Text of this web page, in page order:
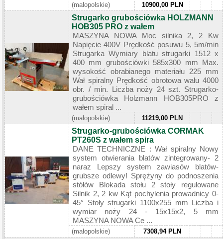
(małopolskie) 10900,00 PLN
Strugarko grubościówka HOLZMANN
HOB305 PRO z wałem
MASZYNA NOWA Moc silnika 2, 2 Kw
Napięcie 400V Prędkość posuwu 5, 5m/min
Strugarka Wymiary blatu strugarki 1512 x
400 mm grubościówki 585x300 mm Max.
wysokość obrabianego materiału 225 mm
Wał spiralny Prędkość obrotowa wału 4000
obr. / min. Liczba noży 24 szt. Strugarko-
grubościówka Holzmann HOB305PRO z
wałem spiral ...
(małopolskie) 11219,00 PLN
Strugarko-grubościówka CORMAK
PT260S z wałem spira
DANE TECHNICZNE : Wał spiralny Nowy
system otwierania blatów zintegrowany- 2
naraz Lepszy system zawiasów blatów-
grubsze odlewy! Sprężyny do podnoszenia
stółów Blokada stołu 2 stoły regulowane
Silnik 2, 2 kw Kąt pochylenia prowadnicy 0-
45° Stoły strugarki 1100x255 mm Liczba i
wymiar noży 24 - 15x15x2, 5 mm
MASZYNA NOWA Ce ...
(małopolskie) 7308,94 PLN